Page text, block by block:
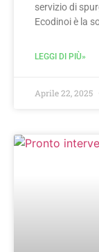
servizio di
Ecodinoi è la
LEGGI DI PIÙ»
Aprile 22, 2025